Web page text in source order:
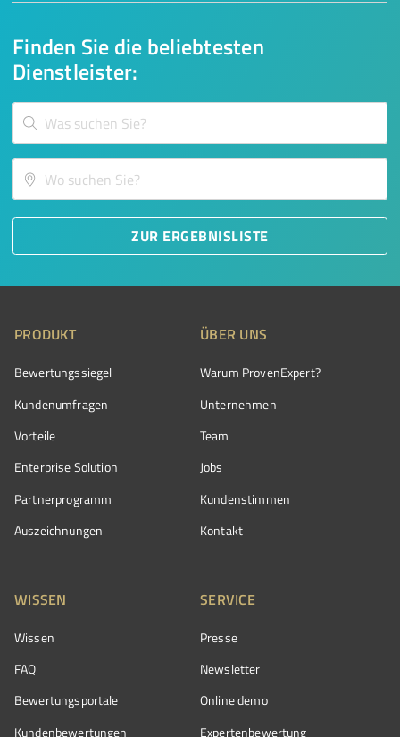
Finden Sie die beliebtesten
Dienstleister:
ZUR ERGEBNISLISTE
PRODUKT
Bewertungssiegel
Kundenumfragen
Vorteile
Enterprise Solution
Partnerprogramm
Auszeichnungen
ÜBER UNS
Warum ProvenExpert?
Unternehmen
Team
Jobs
Kundenstimmen
Kontakt
WISSEN
Wissen
FAQ
Bewertungsportale
Kundenbewertungen
SERVICE
Presse
Newsletter
Online demo
Expertenbewertung